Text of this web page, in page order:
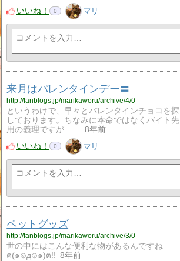
いいね！
0 マリ
来月はバレンタインデー〓
http://fanblogs.jp/marikaworu/archive/4/0
というわけで、早々とバレンタインチョコを探
しております。ちなみに本命ではなくバイト先
用の義理ですが……
8年前
いいね！
0 マリ
ペットグッズ
http://fanblogs.jp/marikaworu/archive/3/0
世の中にはこんな便利な物があるんですね
ฅ(๑⊙д⊙๑)ฅ!! 8年前